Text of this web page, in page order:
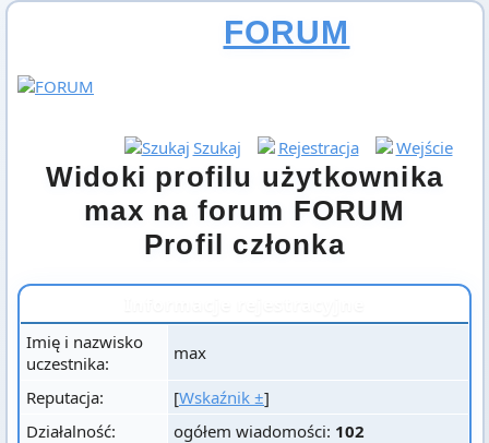
FORUM
Szukaj Rejestracja Wejście
Widoki profilu użytkownika
max na forum FORUM
Profil członka
Imię i nazwisko
uczestnika:
max
Reputacja: [Wskaźnik ±]
Działalność:
ogółem wiadomości: 102